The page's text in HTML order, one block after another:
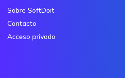
Sobre SoftDoit
Contacto
Acceso privado